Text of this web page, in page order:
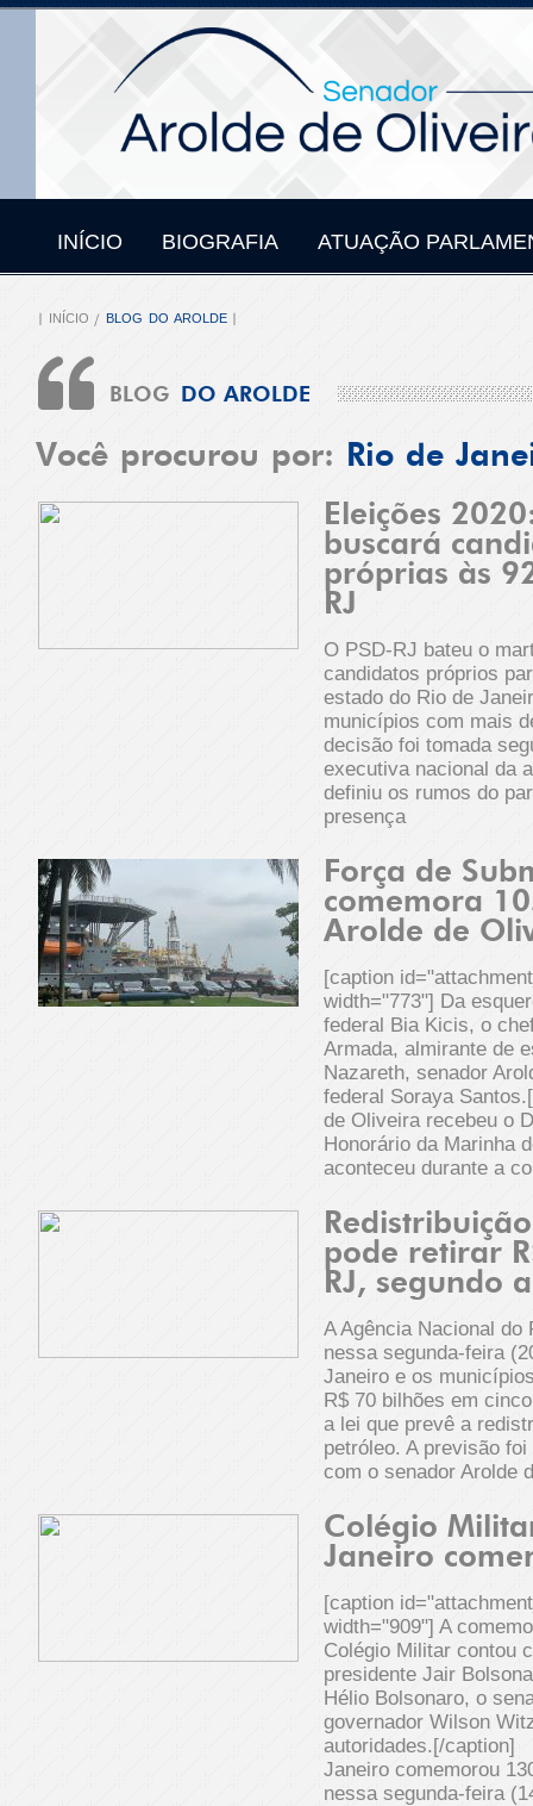
INÍCIO BIOGRAFIA ATUAÇÃO
INÍCIO BLOG DO AROLDE
BLOG DO AROLDE
Você procurou por:
Rio de
Eleições
buscará
próprias às
RJ
O PSD-RJ bateu o
candidatos próprios
estado do Rio de
municípios com mais
decisão foi tomada
executiva nacional da
definiu os rumos do
presença
Força de
comemora
Arolde de
[caption
width="773"] Da
federal Bia Kicis, o
Armada, almirante de
Nazareth, senador
federal Soraya
de Oliveira recebeu o
Honorário da Marinha
aconteceu durante a
pode retirar
RJ, segundo
A Agência Nacional do
nessa segunda-feira
Janeiro e os
R$ 70 bilhões em
a lei que prevê a
petróleo. A previsão
com o senador Arolde
Colégio
Janeiro
[caption
width="909"] A
Colégio Militar contou
presidente Jair
Hélio Bolsonaro, o
governador Wilson
autoridades.[/caption]
Janeiro comemorou
nessa segunda-feira